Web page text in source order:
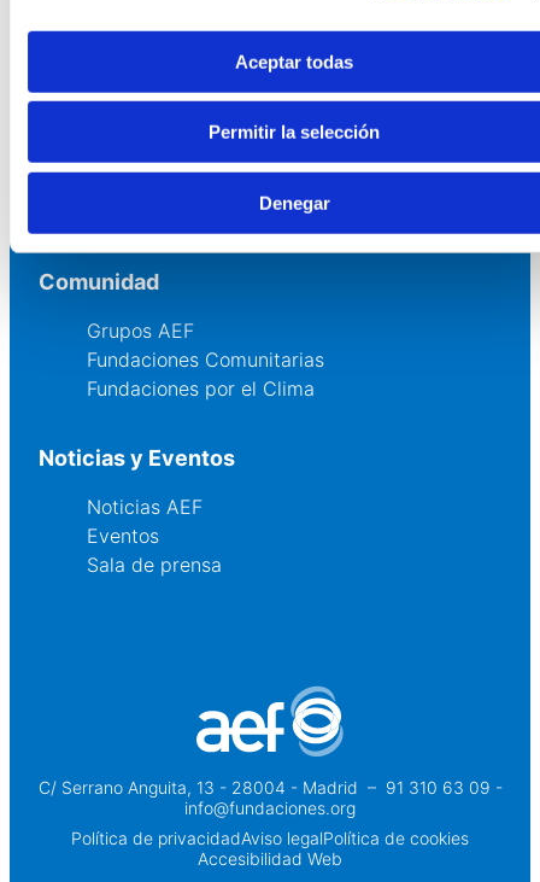
Aceptar todas
Permitir la selección
Denegar
Canal ético
Servicios
Convocatoria de Fundaciones
Comunidad
Grupos AEF
Fundaciones Comunitarias
Fundaciones por el Clima
Noticias y Eventos
Noticias AEF
Eventos
Sala de prensa
C/ Serrano Anguita, 13 - 28004 - Madrid – 91 310 63 09 -
info@fundaciones.org
Política de privacidadAviso legalPolítica de cookies
Accesibilidad Web